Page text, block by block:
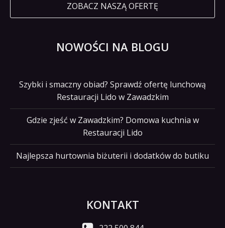
ZOBACZ NASZĄ OFERTĘ
NOWOŚCI NA BLOGU
Szybki i smaczny obiad? Sprawdź ofertę lunchową
Restauracji Lido w Zawadzkim
Gdzie zjeść w Zawadzkim? Domowa kuchnia w
Restauracji Lido
Najlepsza hurtownia biżuterii i dodatków do butiku
KONTAKT